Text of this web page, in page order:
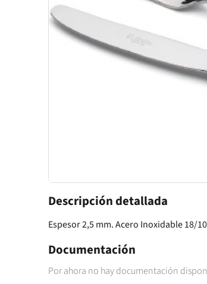
Descripción detallada
Espesor 2,5 mm. Acero Inoxidable 18/
Documentación
Por ahora no hay documentación